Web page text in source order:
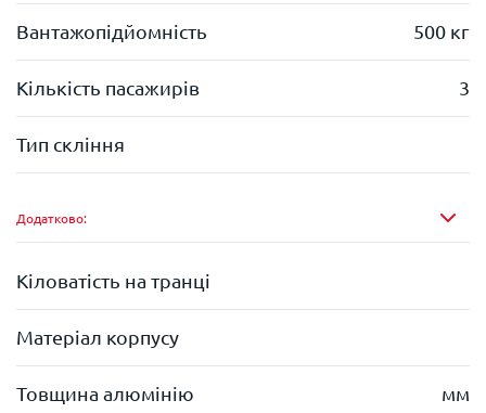
Вантажопідйомність 500 кг
Кількість пасажирів 3
Тип скління
Додатково:
Кіловатість на транці
Матеріал корпусу
Товщина алюмінію мм